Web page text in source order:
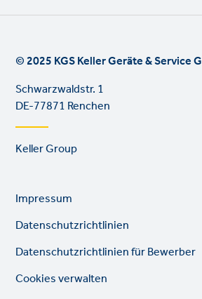
© 2025 KGS Keller Geräte & Service
Schwarzwaldstr. 1
DE-77871 Renchen
Footer
links
Keller Group
Legal
Impressum
Datenschutzrichtlinien
Datenschutzrichtlinien für Bewerber
Cookies verwalten